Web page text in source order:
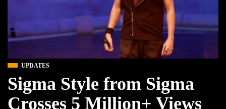
UPDATES
Sigma Style from Sigma
Crosses 5 Million+ Views